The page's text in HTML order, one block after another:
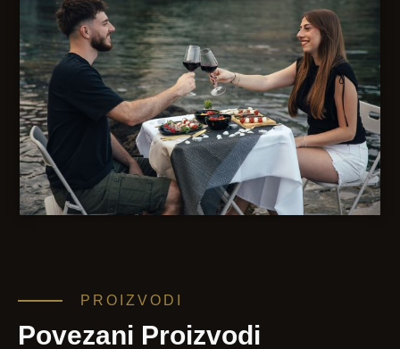
PROIZVODI
Povezani Proizvodi